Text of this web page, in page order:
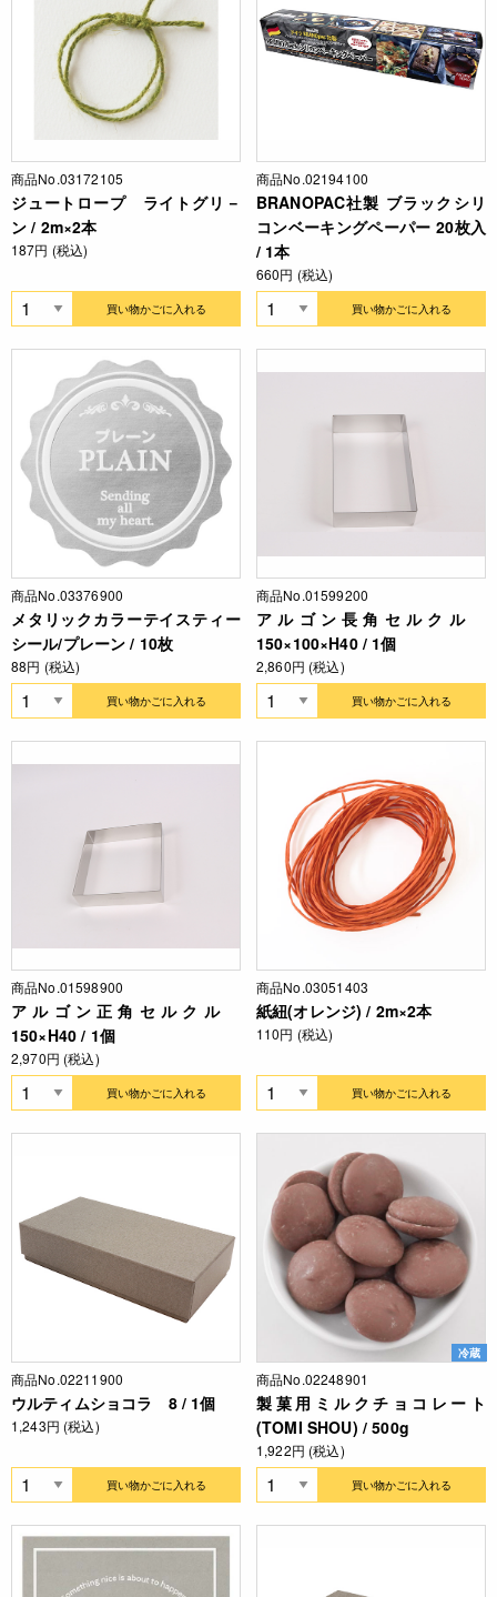
商品No.03172105
ジュートロープ ライトグリ－
ン / 2m×2本
187円 (税込)
買い物かごに入れる
商品No.02194100
BRANOPAC社製 ブラックシリ
コンベーキングペーパー 20枚入
/ 1本
660円 (税込)
買い物かごに入れる
商品No.03376900
メタリックカラーテイスティー
シール/プレーン / 10枚
88円 (税込)
買い物かごに入れる
商品No.01599200
アルゴン長角セルクル
150×100×H40 / 1個
2,860円 (税込)
買い物かごに入れる
商品No.01598900
アルゴン正角セルクル
150×H40 / 1個
2,970円 (税込)
買い物かごに入れる
商品No.03051403
紙紐(オレンジ) / 2m×2本
110円 (税込)
買い物かごに入れる
商品No.02211900
ウルティムショコラ 8 / 1個
1,243円 (税込)
買い物かごに入れる
冷蔵
商品No.02248901
製菓用ミルクチョコレート
(TOMI SHOU) / 500g
1,922円 (税込)
買い物かごに入れる